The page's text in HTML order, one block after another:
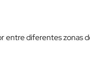
diferentes zonas